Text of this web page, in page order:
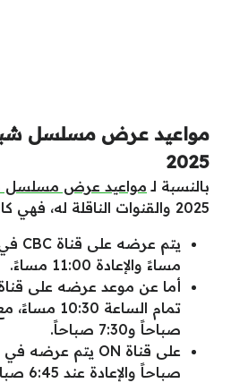
مواعيد عرض مسلسل
2025
بالنسبة لـ مواعيد عرض مسلسل
2025 والقنوات الناقلة له، فهي كالتالي:
مساءً والإعادة 11:00 مساءً.
صباحاً و7:30 صباحاً.
صباحاً والإعادة عند 6:45 صباحاً.